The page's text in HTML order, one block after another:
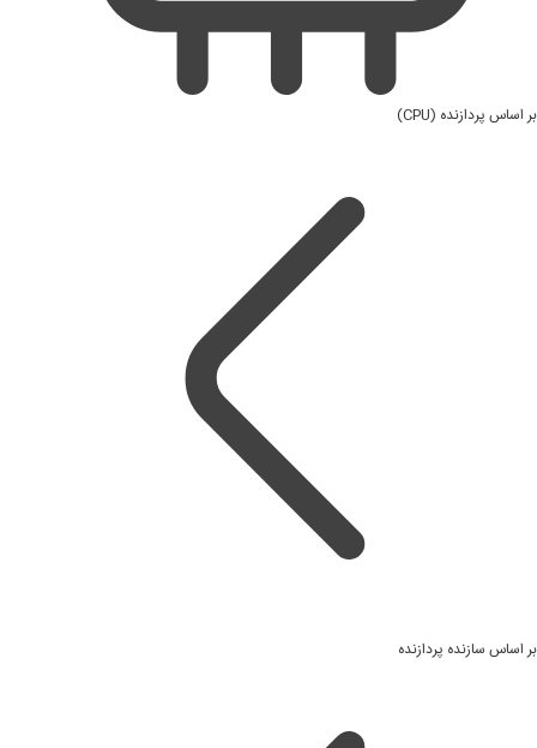
بر اساس پردازنده (CPU)
بر اساس سازنده پردازنده